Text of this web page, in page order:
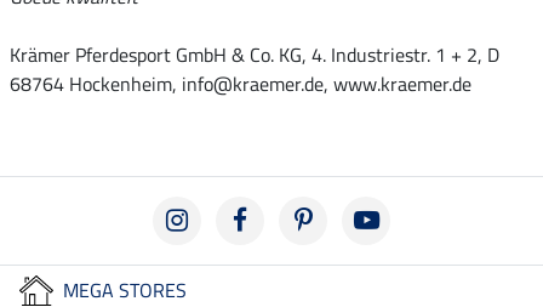
Krämer Pferdesport GmbH & Co. KG, 4. Industriestr. 1 + 2, D
68764 Hockenheim, info@kraemer.de, www.kraemer.de
MEGA STORES